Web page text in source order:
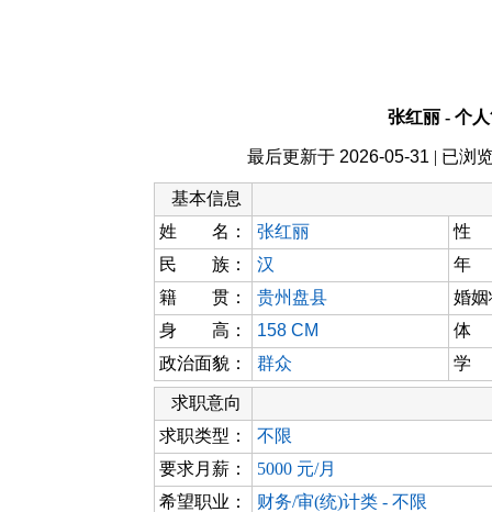
张红丽 - 个
最后更新于 2026-05-31 | 已浏
基本信息
姓 名：
张红丽
性
民 族：
汉
年
籍 贯：
贵州盘县
婚
身 高：
158 CM
体
政治面貌：
群众 学
求职意向
求职类型：
不限
要求月薪：
5000 元/月
希望职业：
财务/审(统)计类 - 不限